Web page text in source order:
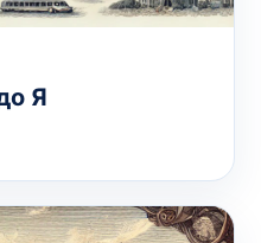
Я